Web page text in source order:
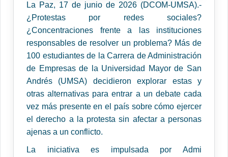
La Paz, 17 de junio de 2026 (DCOM-UMSA).-
¿Protestas por redes sociales?
¿Concentraciones frente a las instituciones
responsables de resolver un problema? Más de
100 estudiantes de la Carrera de Administración
de Empresas de la Universidad Mayor de San
Andrés (UMSA) decidieron explorar estas y
otras alternativas para entrar a un debate cada
vez más presente en el país sobre cómo ejercer
el derecho a la protesta sin afectar a personas
ajenas a un conflicto.
La iniciativa es impulsada por Admi